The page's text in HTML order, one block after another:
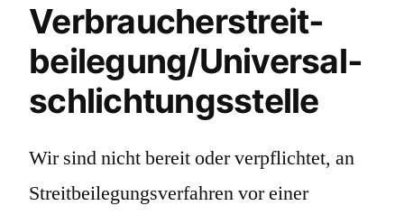
Verbraucher­streit­
beilegung/Universal­
schlichtungs­stelle
Wir sind nicht bereit oder verpflichtet, an
Streitbeilegungsverfahren vor einer